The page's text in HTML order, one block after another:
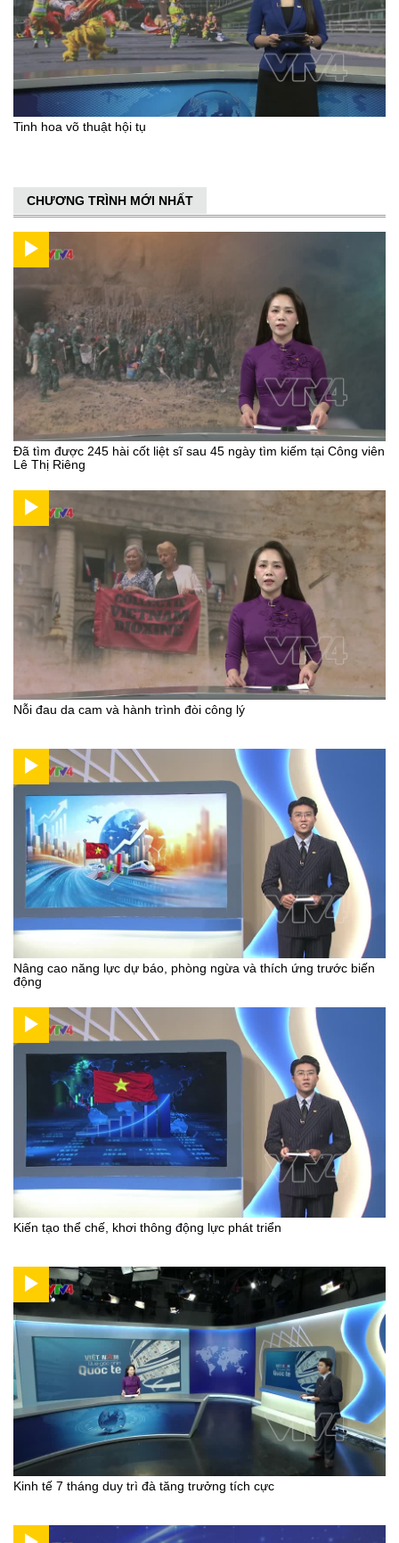
Tinh hoa võ thuật hội tụ
CHƯƠNG TRÌNH MỚI NHẤT
Đã tìm được 245 hài cốt liệt sĩ sau 45 ngày tìm kiếm tại Công viên
Lê Thị Riêng
Nỗi đau da cam và hành trình đòi công lý
Nâng cao năng lực dự báo, phòng ngừa và thích ứng trước biến
động
Kiến tạo thể chế, khơi thông động lực phát triển
Kinh tế 7 tháng duy trì đà tăng trưởng tích cực